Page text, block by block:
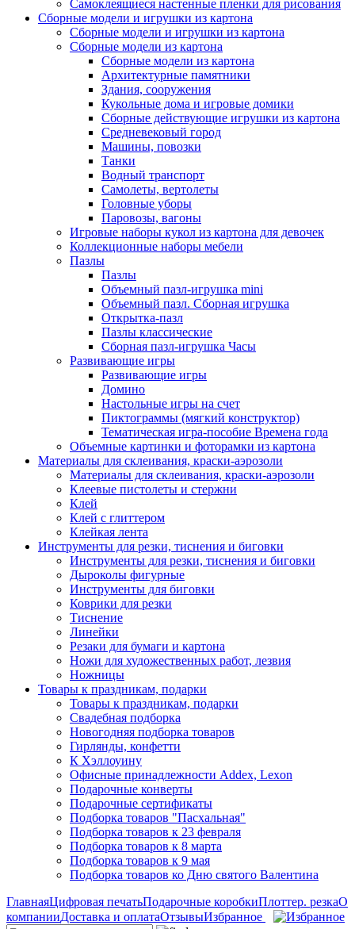
Самоклеящиеся настенные пленки для рисования
Сборные модели и игрушки из картона
Сборные модели и игрушки из картона
Сборные модели из картона
Сборные модели из картона
Архитектурные памятники
Здания, сооружения
Кукольные дома и игровые домики
Сборные действующие игрушки из картона
Средневековый город
Машины, повозки
Танки
Водный транспорт
Самолеты, вертолеты
Головные уборы
Паровозы, вагоны
Игровые наборы кукол из картона для девочек
Коллекционные наборы мебели
Пазлы
Пазлы
Объемный пазл-игрушка mini
Объемный пазл. Сборная игрушка
Открытка-пазл
Пазлы классические
Сборная пазл-игрушка Часы
Развивающие игры
Развивающие игры
Домино
Настольные игры на счет
Пиктограммы (мягкий конструктор)
Тематическая игра-пособие Времена года
Объемные картинки и фоторамки из картона
Материалы для склеивания, краски-аэрозоли
Материалы для склеивания, краски-аэрозоли
Клеевые пистолеты и стержни
Клей
Клей с глиттером
Клейкая лента
Инструменты для резки, тиснения и биговки
Инструменты для резки, тиснения и биговки
Дыроколы фигурные
Инструменты для биговки
Коврики для резки
Тиснение
Линейки
Резаки для бумаги и картона
Ножи для художественных работ, лезвия
Ножницы
Товары к праздникам, подарки
Товары к праздникам, подарки
Свадебная подборка
Новогодняя подборка товаров
Гирлянды, конфетти
К Хэллоуину
Офисные принадлежности Addex, Lexon
Подарочные конверты
Подарочные сертификаты
Подборка товаров "Пасхальная"
Подборка товаров к 23 февраля
Подборка товаров к 8 марта
Подборка товаров к 9 мая
Подборка товаров ко Дню святого Валентина
ГлавнаяЦифровая печатьПодарочные коробкиПлоттер. резкаО
компанииДоставка и оплатаОтзывыИзбранное